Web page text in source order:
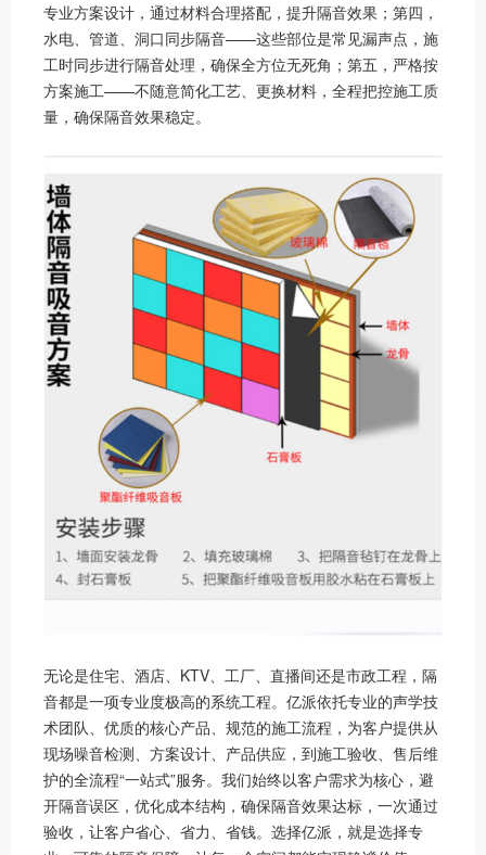
专业方案设计，通过材料合理搭配，提升隔音效果；第四，
水电、管道、洞口同步隔音——这些部位是常见漏声点，施
工时同步进行隔音处理，确保全方位无死角；第五，严格按
方案施工——不随意简化工艺、更换材料，全程把控施工质
量，确保隔音效果稳定。
无论是住宅、酒店、KTV、工厂、直播间还是市政工程，隔
音都是一项专业度极高的系统工程。亿派依托专业的声学技
术团队、优质的核心产品、规范的施工流程，为客户提供从
现场噪音检测、方案设计、产品供应，到施工验收、售后维
护的全流程“一站式”服务。我们始终以客户需求为核心，避
开隔音误区，优化成本结构，确保隔音效果达标，一次通过
验收，让客户省心、省力、省钱。选择亿派，就是选择专